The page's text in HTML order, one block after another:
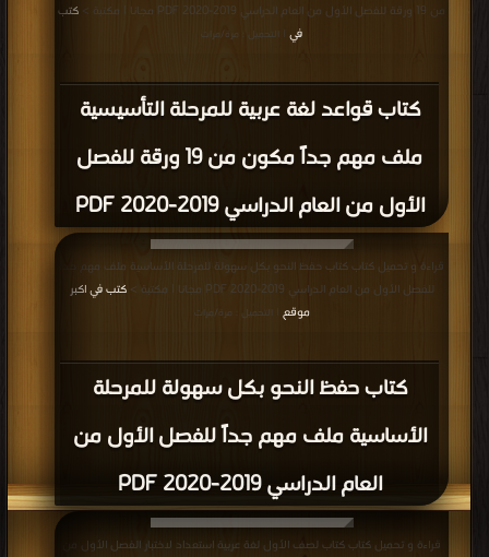
كتاب قواعد لغة عربية للمرحلة التأسيسية
ملف مهم جداً مكون من 19 ورقة للفصل
الأول من العام الدراسي 2019-2020 PDF
من 19 ورقة للفصل الأول من العام الدراسي 2019-2020 PDF مجانا | مكتبة >
كتب
في
| التحميل : مرة/مرات
كتاب حفظ النحو بكل سهولة للمرحلة
الأساسية ملف مهم جداً للفصل الأول من
العام الدراسي 2019-2020 PDF
قراءة و تحميل كتاب كتاب حفظ النحو بكل سهولة للمرحلة الأساسية ملف مهم جداً
للفصل الأول من العام الدراسي 2019-2020 PDF مجانا | مكتبة >
كتب في اكبر
موقع
| التحميل : مرة/مرات
قراءة و تحميل كتاب كتاب لصف الأول لغة عربية استعداد لاختبار الفصل الأول من